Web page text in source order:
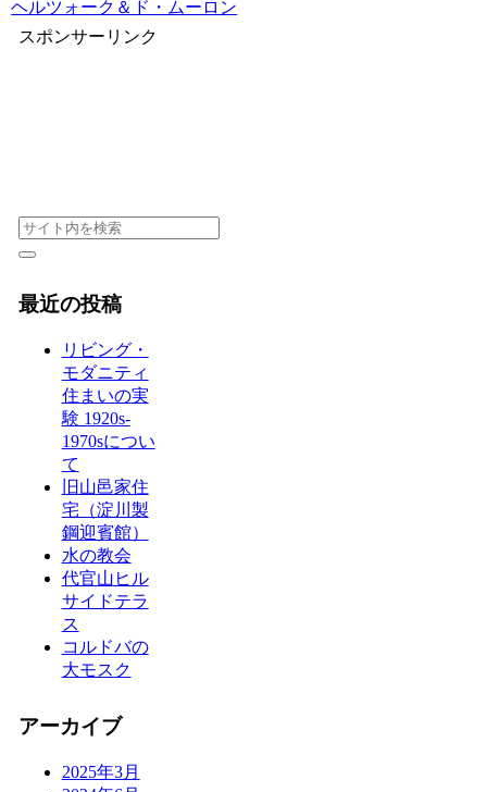
ヘルツォーク＆ド・ムーロン
スポンサーリンク
最近の投稿
リビング・
モダニティ
住まいの実
験 1920s-
1970sについ
て
旧山邑家住
宅（淀川製
鋼迎賓館）
水の教会
代官山ヒル
サイドテラ
ス
コルドバの
大モスク
アーカイブ
2025年3月